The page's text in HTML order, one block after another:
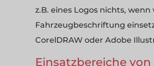
z.B. eines Logos nichts,
Fahrzeugbeschriftung
CorelDRAW oder Adobe
Einsatzbereiche von